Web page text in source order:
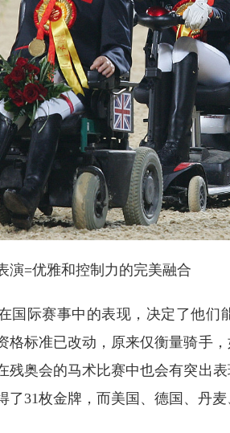
演=优雅和控制力的完美融合
国际赛事中的表现，决定了他们
格标准已改动，原来仅衡量骑手
残奥会的马术比赛中也会有突出
了31枚金牌，而美国、德国、丹